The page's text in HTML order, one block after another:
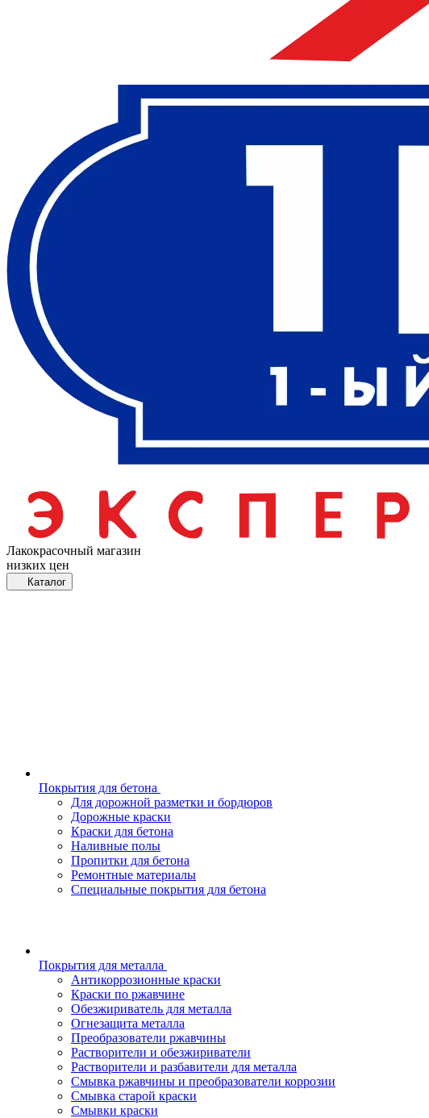
Лакокрасочный магазин
низких цен
Каталог
Покрытия для бетона
Для дорожной разметки и бордюров
Дорожные краски
Краски для бетона
Наливные полы
Пропитки для бетона
Ремонтные материалы
Специальные покрытия для бетона
Покрытия для металла
Антикоррозионные краски
Краски по ржавчине
Обезжириватель для металла
Огнезащита металла
Преобразователи ржавчины
Растворители и обезжириватели
Растворители и разбавители для металла
Смывка ржавчины и преобразователи коррозии
Смывка старой краски
Смывки краски